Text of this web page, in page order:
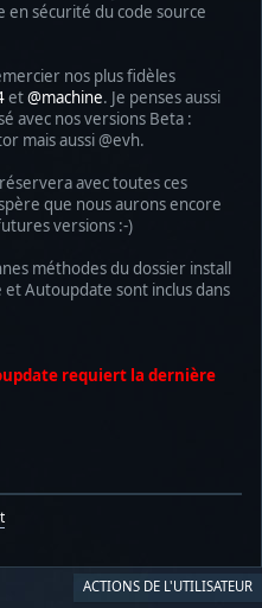
en sécurité du code source
nos plus fidèles
et@machine. Je penses aussi
avec nos versions Beta :
mais aussi @evh.
avec toutes ces
que nous aurons encore
versions :-)
méthodes du dossier install
Autoupdate sont inclus dans
requiert la dernière
ACTIONS DE L'UTILISATEUR